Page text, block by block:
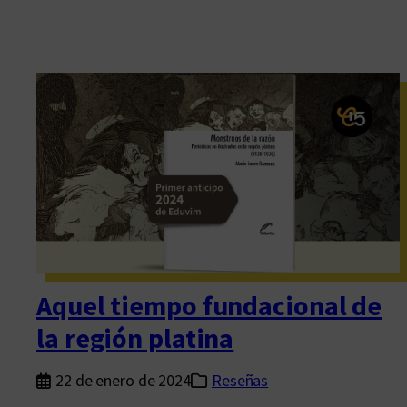
Aquel tiempo fundacional de
la región platina
22 de enero de 2024 Reseñas